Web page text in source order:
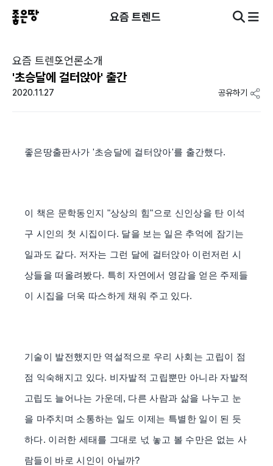
요즘 트렌드
요즘 트렌드언론소개
'초승달에 걸터앉아' 출간
2020.11.27 공유하기
좋은땅출판사가 '초승달에 걸터앉아'를 출간했다.
이 책은 문학동인지 "상상의 힘"으로 신인상을 탄 이석
구 시인의 첫 시집이다. 달을 보는 일은 추억에 잠기는
일과도 같다. 저자는 그런 달에 걸터앉아 이런저런 시
상들을 떠올려봤다. 특히 자연에서 영감을 얻은 주제들
이 시집을 더욱 따스하게 채워 주고 있다.
기술이 발전했지만 역설적으로 우리 사회는 고립이 점
점 익숙해지고 있다. 비자발적 고립뿐만 아니라 자발적
고립도 늘어나는 가운데, 다른 사람과 삶을 나누고 눈
을 마주치며 소통하는 일도 이제는 특별한 일이 된 듯
하다. 이러한 세태를 그대로 넋 놓고 볼 수만은 없는 사
람들이 바로 시인이 아닐까?